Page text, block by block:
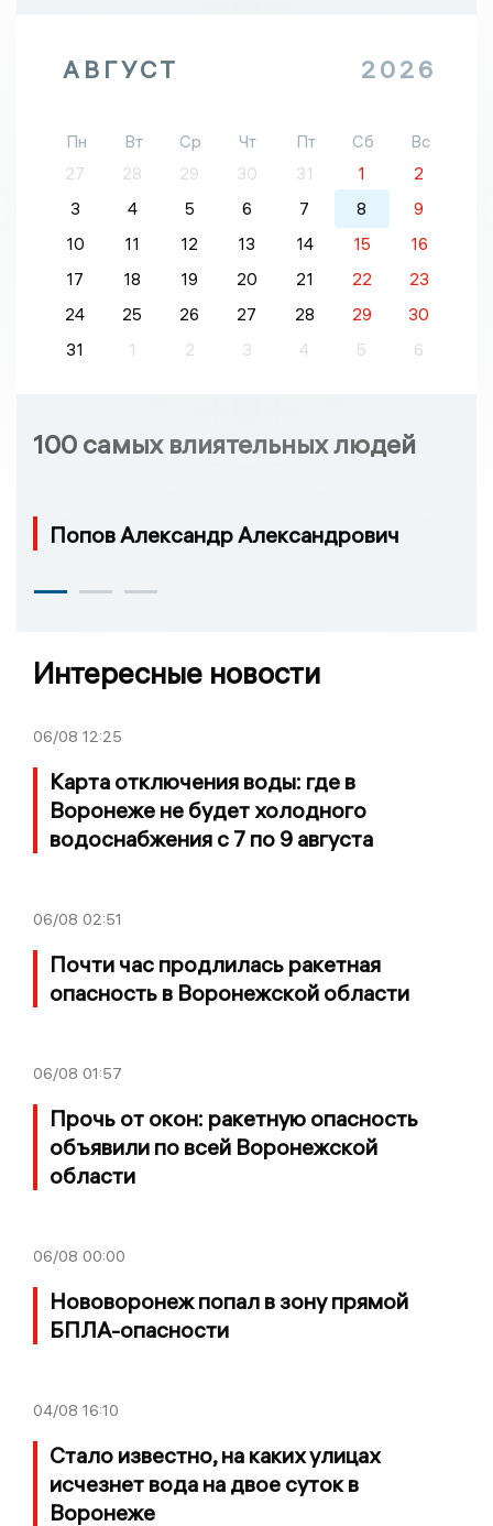
АВГУСТ 2026
Пн Вт Ср Чт Пт Сб
Вс
27
28 29 30 31 1
2
3
4 5 6 7 8
9
10
11 12 13 14 15
16
17
18 19 20 21 22
23
24
25 26 27 28 29
30
31
1 2 3 4 5 6
100 самых влиятельных людей
Попов Александр Александрович
Интересные новости
06/08 12:25
Карта отключения воды: где в
Воронеже не будет холодного
водоснабжения с 7 по 9 августа
06/08 02:51
Почти час продлилась ракетная
опасность в Воронежской области
06/08 01:57
Прочь от окон: ракетную опасность
объявили по всей Воронежской
области
06/08 00:00
Нововоронеж попал в зону прямой
БПЛА-опасности
04/08 16:10
Стало известно, на каких улицах
исчезнет вода на двое суток в
Воронеже